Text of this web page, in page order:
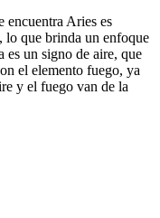
encuentra Aries es
lo que brinda un enfoque
es un signo de aire, que
el elemento fuego, ya
y el fuego van de la